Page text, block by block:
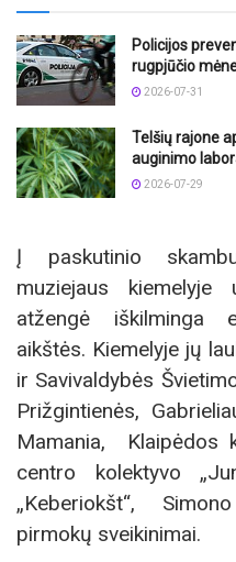
Policijos
rugpjūčio
2026-07-31
Telšių rajone
auginimo
2026-07-29
Į paskutinio
muziejaus kiemelyje
atžengė iškilminga
aikštės. Kiemelyje jų
ir Savivaldybės
Prižgintienės,
Mamania, Klaipėdos
centro kolektyvo
„Keberiokšt“,
pirmokų sveikinimai.